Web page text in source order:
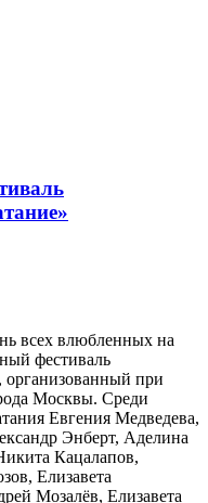
всех влюбленных на
фестиваль
при
Москвы. Среди
Евгения Медведева,
Энберт, Аделина
Кацалапов,
Елизавета
Мозалёв, Елизавета